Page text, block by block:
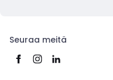
Seuraa meitä